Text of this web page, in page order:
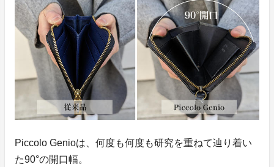
Piccolo Genioは、何度も何度も研究を重ねて辿り着い
た90°の開口幅。